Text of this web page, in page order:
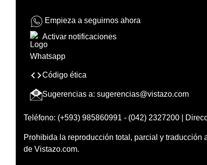
Empieza a seguirnos ahora
Activar notificaciones
Código ética
Sugerencias a: sugerencias@vistazo.com
Teléfono: (+593) 985860991 - (042) 2327200 |
Prohibida la reproducción total, parcial y
de Vistazo.com.